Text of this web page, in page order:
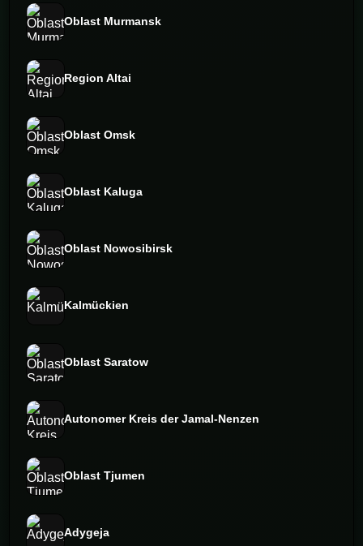
Oblast Murmansk
Region Altai
Oblast Omsk
Oblast Kaluga
Oblast Nowosibirsk
Kalmückien
Oblast Saratow
Autonomer Kreis der Jamal-Nenzen
Oblast Tjumen
Adygeja